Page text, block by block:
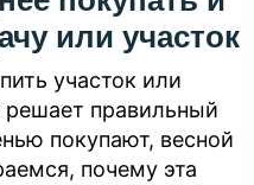
или участок
участок или
решает правильный
покупают, весной
почему эта